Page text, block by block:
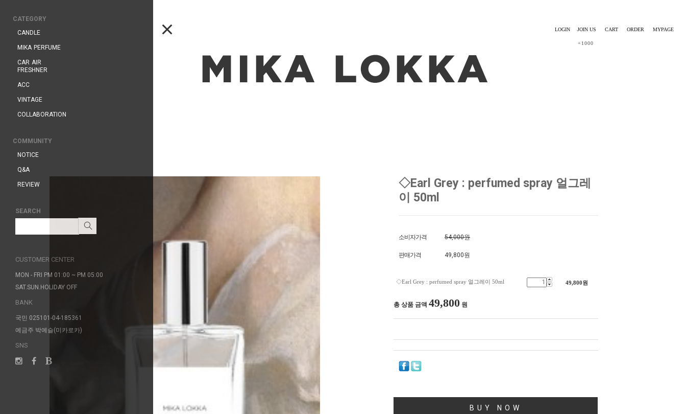
CATEGORY
CANDLE
MIKA PERFUME
CAR AIR
FRESHNER
ACC
VINTAGE
COLLABORATION
COMMUNITY
NOTICE
Q&A
REVIEW
SEARCH
CUSTOMER CENTER
MON - FRI PM 01:00 ~ PM 05:00
SAT.SUN.HOLIDAY OFF
BANK
국민 025101-04-185361
예금주 박예슬(미카로카)
SNS
LOGIN JOIN US
+1000
CART ORDER MYPAGE
◇Earl Grey : perfumed spray 얼그레
이 50ml
소비자가격 54,000원
판매가격 49,800원
◇Earl Grey : perfumed spray 얼그레이 50ml 49,800원
총 상품 금액 49,800 원
BUY NOW